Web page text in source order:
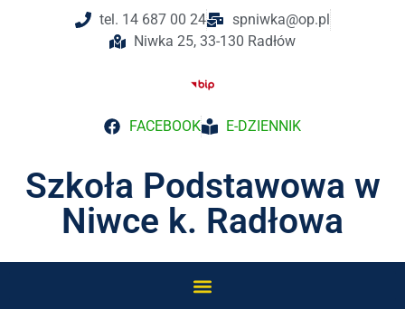
tel. 14 687 00 24
spniwka@op.pl
Niwka 25, 33-130 Radłów
FACEBOOK E-DZIENNIK
Szkoła Podstawowa w
Niwce k. Radłowa